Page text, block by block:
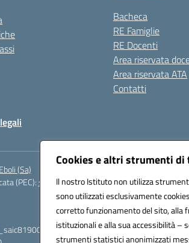
Cookies e altri strumenti di
Il nostro Istituto non utilizza
sono utilizzati esclusivamente
corretto funzionamento del sito, alla
istituzionali e alla sua accessibilità –
strumenti statistici anonimizzati
Bacheca
RE Famiglie
RE Docenti
Area riservata
Area riservata ATA
Contatti
(Sa)
(PEC):saic81900c@pec.istruzione.it